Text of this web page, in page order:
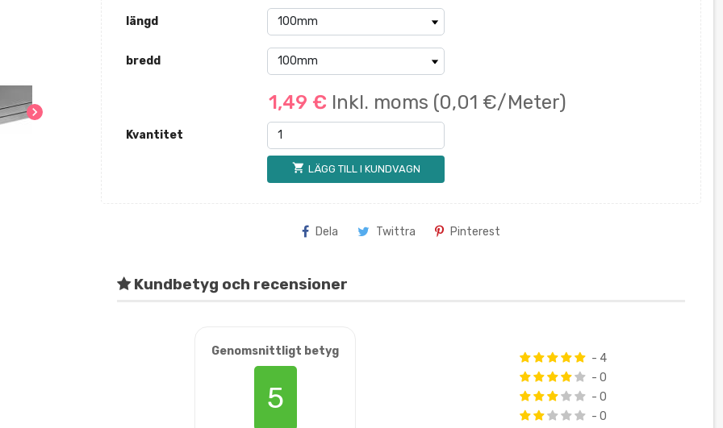
chevron_right
längd
bredd
1,49 € Inkl. moms (0,01 €/Meter)
Kvantitet
shopping_cart LÄGG TILL I KUNDVAGN
Dela Twittra Pinterest
Kundbetyg och recensioner
Genomsnittligt betyg
5
- 4
- 0
- 0
- 0